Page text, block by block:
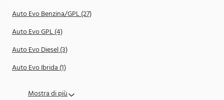
Auto Evo Benzina/GPL (27)
Auto Evo GPL (4)
Auto Evo Diesel (3)
Auto Evo Ibrida (1)
Mostra di più